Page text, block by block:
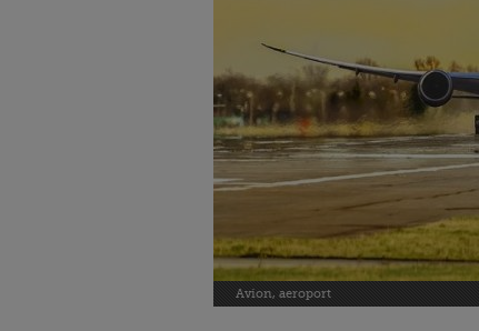
Avion, aeroport